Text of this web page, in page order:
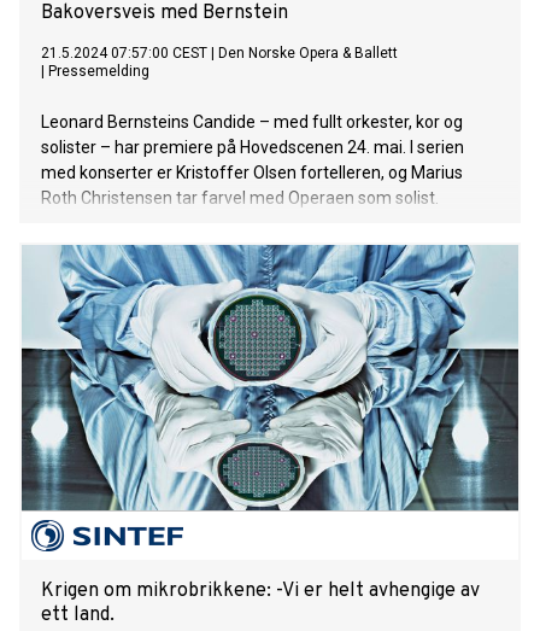
Bakoversveis med Bernstein
21.5.2024 07:57:00 CEST
Den Norske Opera & Ballett
Pressemelding
Leonard Bernsteins Candide – med fullt orkester, kor og
solister – har premiere på Hovedscenen 24. mai. I serien
med konserter er Kristoffer Olsen fortelleren, og Marius
Roth Christensen tar farvel med Operaen som solist.
Krigen om mikrobrikkene: -Vi er helt avhengige av
ett land.